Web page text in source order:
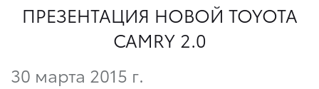
ПРЕЗЕНТАЦИЯ НОВОЙ TOYOTA
CAMRY 2.0
30 марта 2015 г.